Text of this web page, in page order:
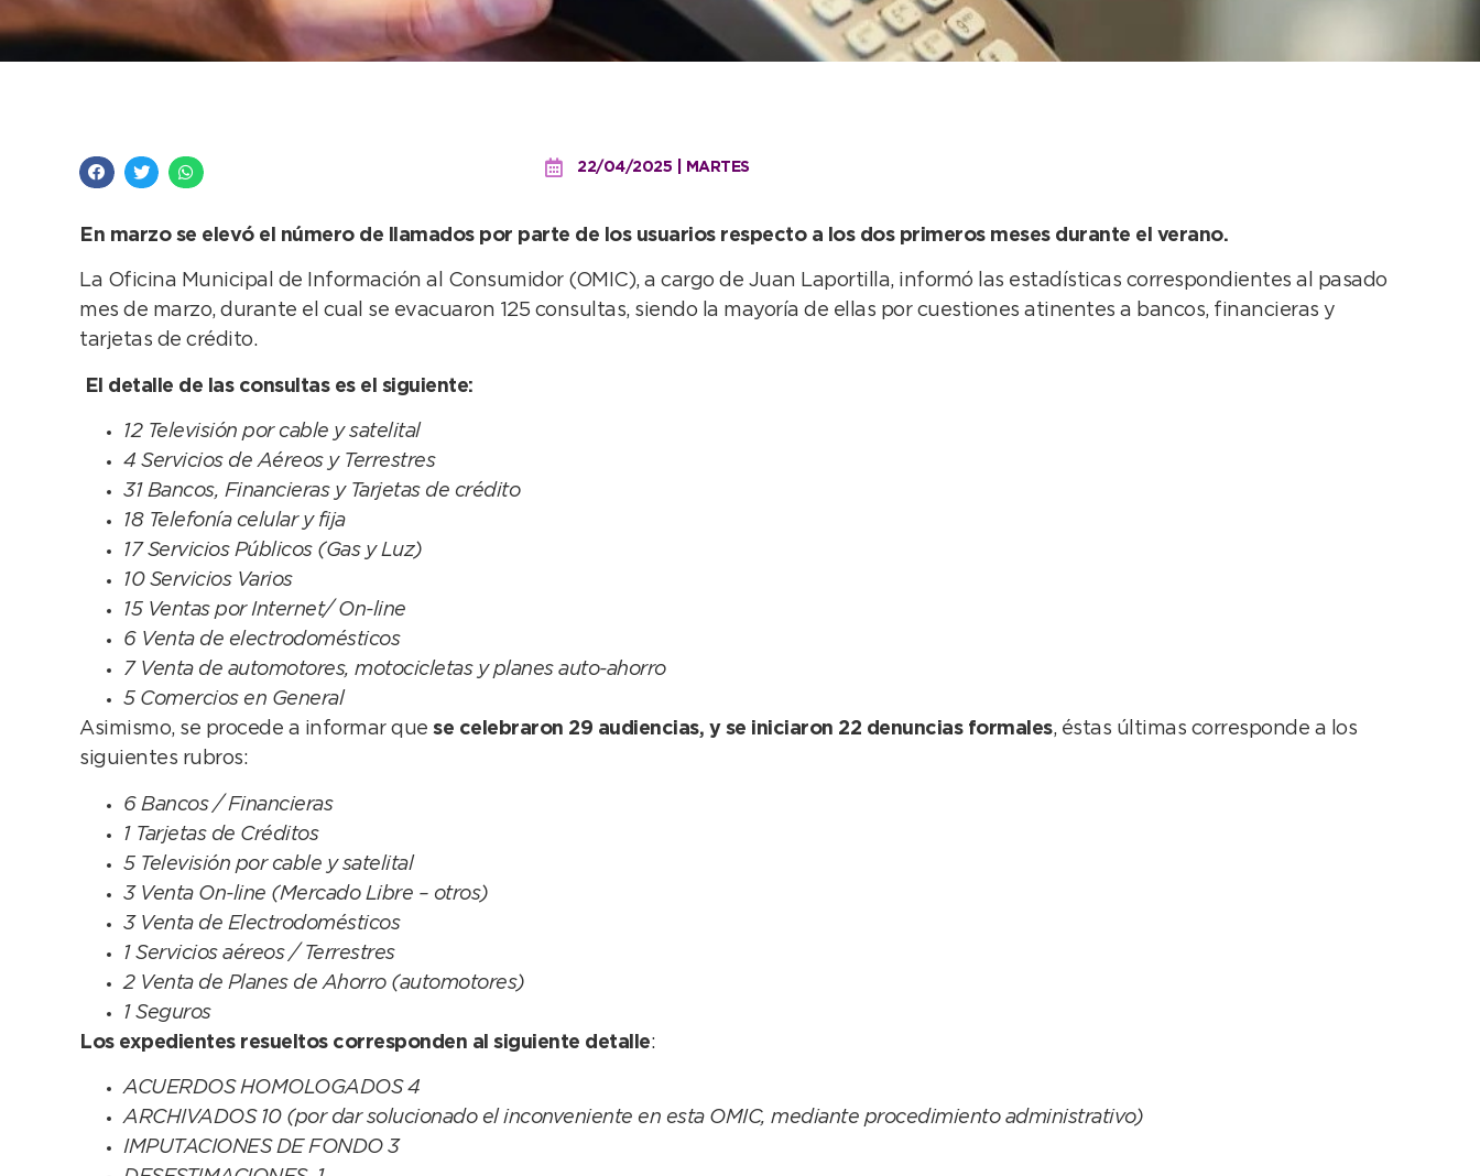
22/04/2025 | MARTES
En marzo se elevó el número de llamados por parte de los usuarios respecto a los dos primeros meses durante el verano.
La Oficina Municipal de Información al Consumidor (OMIC), a cargo de Juan Laportilla, informó las estadísticas correspondientes al pasado
mes de marzo, durante el cual se evacuaron 125 consultas, siendo la mayoría de ellas por cuestiones atinentes a bancos, financieras y
tarjetas de crédito.
El detalle de las consultas es el siguiente:
12 Televisión por cable y satelital
4 Servicios de Aéreos y Terrestres
31 Bancos, Financieras y Tarjetas de crédito
18 Telefonía celular y fija
17 Servicios Públicos (Gas y Luz)
10 Servicios Varios
15 Ventas por Internet/ On-line
6 Venta de electrodomésticos
7 Venta de automotores, motocicletas y planes auto-ahorro
5 Comercios en General
Asimismo, se procede a informar que se celebraron 29 audiencias, y se iniciaron 22 denuncias formales, éstas últimas corresponde a los
siguientes rubros:
6 Bancos / Financieras
1 Tarjetas de Créditos
5 Televisión por cable y satelital
3 Venta On-line (Mercado Libre – otros)
3 Venta de Electrodomésticos
1 Servicios aéreos / Terrestres
2 Venta de Planes de Ahorro (automotores)
1 Seguros
Los expedientes resueltos corresponden al siguiente detalle:
ACUERDOS HOMOLOGADOS 4
ARCHIVADOS 10 (por dar solucionado el inconveniente en esta OMIC, mediante procedimiento administrativo)
IMPUTACIONES DE FONDO 3